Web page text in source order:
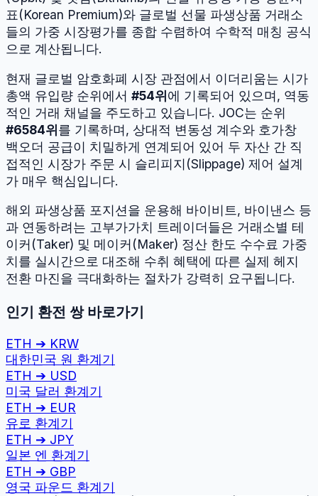
표(Korean Premium)와 글로벌 선물 파생상품 거래소
들의 가중 시장평가를 종합 수렴하여 수학적 매칭 공식
으로 계산됩니다.
현재 글로벌 암호화폐 시장 관점에서 이더리움는 시가
총액 유입량 순위에서 #54위에 기록되어 있으며, 역동
적인 거래 채널을 주도하고 있습니다. JOC는 순위
#6584위를 기록하며, 상대적 변동성 계수와 호가창
백오더 공급이 치밀하게 연계되어 있어 두 자산 간 직
접적인 시장가 주문 시 슬리피지(Slippage) 제어 설계
가 매우 핵심입니다.
해외 파생상품 포지션을 운용해 바이비트, 바이낸스 등
과 연동하려는 고부가가치 트레이더들은 거래소별 테
이커(Taker) 및 메이커(Maker) 정산 한도 수수료 가중
치를 실시간으로 대조해 수취 혜택에 따른 실제 헤지
전환 마진을 극대화하는 절차가 강력히 요구됩니다.
인기 환전 쌍 바로가기
ETH ➔ KRW
대한민국 원 환계기
ETH ➔ USD
미국 달러 환계기
ETH ➔ EUR
유로 환계기
ETH ➔ JPY
일본 엔 환계기
ETH ➔ GBP
영국 파운드 환계기